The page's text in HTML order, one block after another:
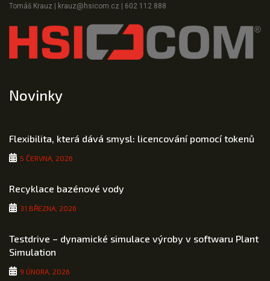
Tomáš Krauz | krauz@hsicom.cz | 602 112 888
Novinky
Flexibilita, která dává smysl: licencování pomocí tokenů
5 ČERVNA, 2026
Recyklace bazénové vody
31 BŘEZNA, 2026
Testdrive – dynamické simulace výroby v softwaru Plant
Simulation
9 ÚNORA, 2026